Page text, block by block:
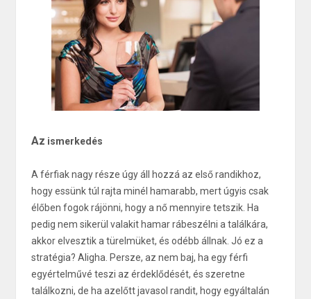
Az ismerkedés
A férfiak nagy része úgy áll hozzá az első randikhoz,
hogy essünk túl rajta minél hamarabb, mert úgyis csak
élőben fogok rájönni, hogy a nő mennyire tetszik. Ha
pedig nem sikerül valakit hamar rábeszélni a találkára,
akkor elvesztik a türelmüket, és odébb állnak. Jó ez a
stratégia? Aligha. Persze, az nem baj, ha egy férfi
egyértelművé teszi az érdeklődését, és szeretne
találkozni, de ha azelőtt javasol randit, hogy egyáltalán